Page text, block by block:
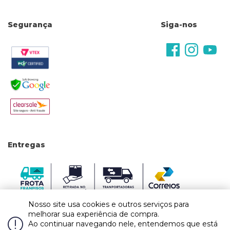
Nosso site usa cookies e outros serviços para
melhorar sua experiência de compra.
Ao continuar navegando nele, entendemos que está
Segurança Siga-nos
Entregas